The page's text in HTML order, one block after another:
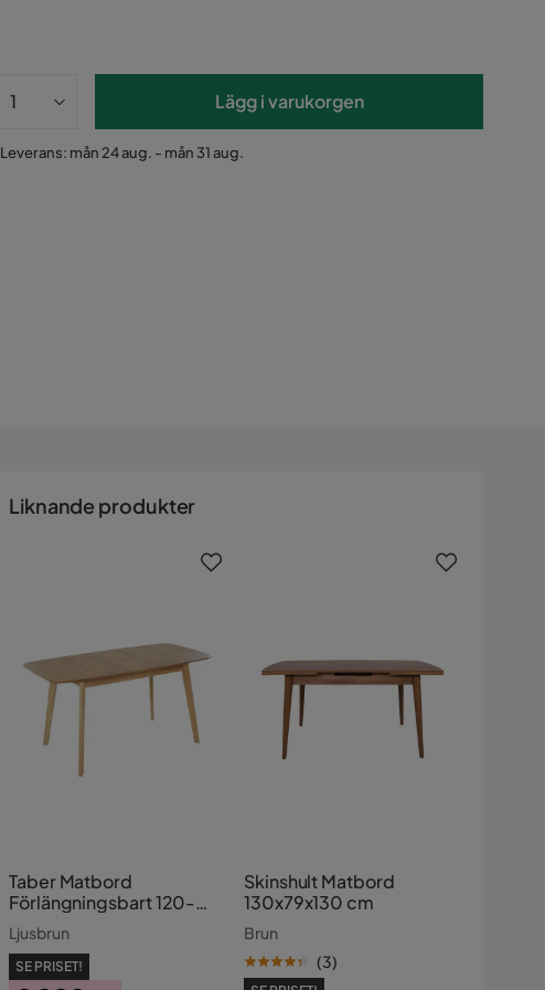
Lägg i varukorgen
Leverans: mån 24 aug. - mån 31 aug.
Liknande produkter
Taber Matbord
Förlängningsbart 120-
150x75 cm
Ljusbrun
SE PRISET!
Skinshult Matbord
130x79x130 cm
Brun
(3)